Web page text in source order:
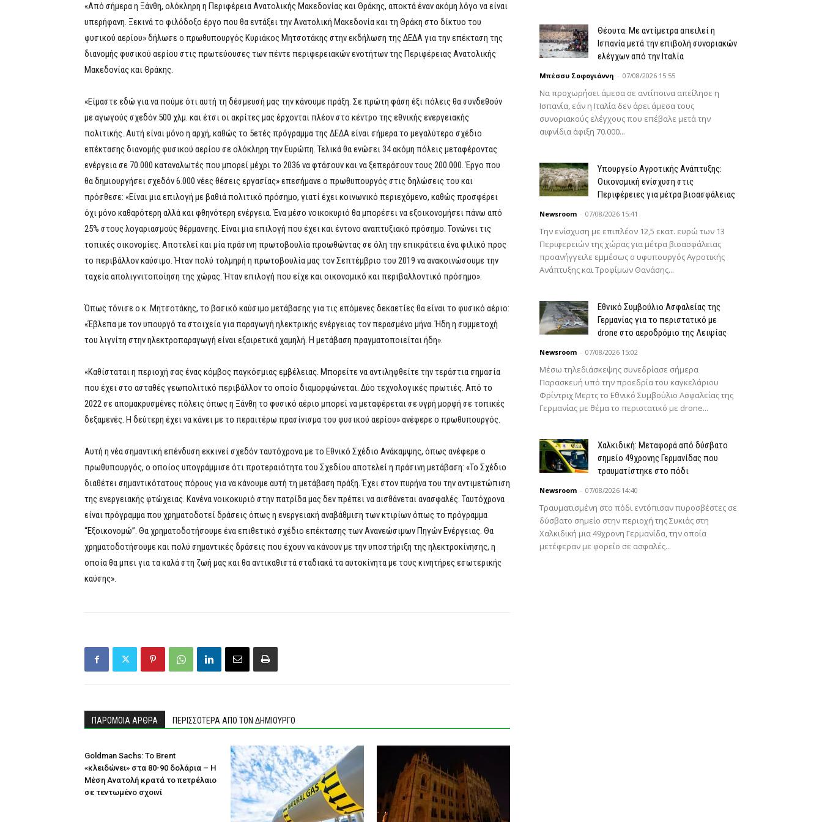
«Από σήμερα η Ξάνθη, ολόκληρη η Περιφέρεια Ανατολικής Μακεδονίας και Θράκης, αποκτά έναν ακόμη λόγο να είναι
υπερήφανη. Ξεκινά το φιλόδοξο έργο που θα εντάξει την Ανατολική Μακεδονία και τη Θράκη στο δίκτυο του
φυσικού αερίου» δήλωσε ο πρωθυπουργός Κυριάκος Μητσοτάκης στην εκδήλωση της ΔΕΔΑ για την επέκταση της
διανομής φυσικού αερίου στις πρωτεύουσες των πέντε περιφερειακών ενοτήτων της Περιφέρειας Ανατολικής
Μακεδονίας και Θράκης.
«Είμαστε εδώ για να πούμε ότι αυτή τη δέσμευσή μας την κάνουμε πράξη. Σε πρώτη φάση έξι πόλεις θα συνδεθούν
με αγωγούς σχεδόν 500 χλμ. και έτσι οι ακρίτες μας έρχονται πλέον στο κέντρο της εθνικής ενεργειακής
πολιτικής. Αυτή είναι μόνο η αρχή, καθώς το 5ετές πρόγραμμα της ΔΕΔΑ είναι σήμερα το μεγαλύτερο σχέδιο
επέκτασης διανομής φυσικού αερίου σε ολόκληρη την Ευρώπη. Τελικά θα ενώσει 34 ακόμη πόλεις μεταφέροντας
ενέργεια σε 70.000 καταναλωτές που μπορεί μέχρι το 2036 να φτάσουν και να ξεπεράσουν τους 200.000. Έργο που
θα δημιουργήσει σχεδόν 6.000 νέες θέσεις εργασίας» επεσήμανε ο πρωθυπουργός στις δηλώσεις του και
πρόσθεσε: «Είναι μια επιλογή με βαθιά πολιτικό πρόσημο, γιατί έχει κοινωνικό περιεχόμενο, καθώς προσφέρει
όχι μόνο καθαρότερη αλλά και φθηνότερη ενέργεια. Ένα μέσο νοικοκυριό θα μπορέσει να εξοικονομήσει πάνω από
25% στους λογαριασμούς θέρμανσης. Είναι μια επιλογή που έχει και έντονο αναπτυξιακό πρόσημο. Τονώνει τις
τοπικές οικονομίες. Αποτελεί και μία πράσινη πρωτοβουλία προωθώντας σε όλη την επικράτεια ένα φιλικό προς
το περιβάλλον καύσιμο. Ήταν πολύ τολμηρή η πρωτοβουλία μας τον Σεπτέμβριο του 2019 να ανακοινώσουμε την
ταχεία απολιγνιτοποίηση της χώρας. Ήταν επιλογή που είχε και οικονομικό και περιβαλλοντικό πρόσημο».
Όπως τόνισε ο κ. Μητσοτάκης, το βασικό καύσιμο μετάβασης για τις επόμενες δεκαετίες θα είναι το φυσικό αέριο:
«Έβλεπα με τον υπουργό τα στοιχεία για παραγωγή ηλεκτρικής ενέργειας τον περασμένο μήνα. Ήδη η συμμετοχή
του λιγνίτη στην ηλεκτροπαραγωγή είναι εξαιρετικά χαμηλή. Η μετάβαση πραγματοποιείται ήδη».
«Καθίσταται η περιοχή σας ένας κόμβος παγκόσμιας εμβέλειας. Μπορείτε να αντιληφθείτε την τεράστια σημασία
που έχει στο ασταθές γεωπολιτικό περιβάλλον το οποίο διαμορφώνεται. Δύο τεχνολογικές πρωτιές. Από το
2022 σε απομακρυσμένες πόλεις όπως η Ξάνθη το φυσικό αέριο μπορεί να μεταφέρεται σε υγρή μορφή σε τοπικές
δεξαμενές. Η δεύτερη έχει να κάνει με το περαιτέρω πρασίνισμα του φυσικού αερίου» ανέφερε ο πρωθυπουργός.
Αυτή η νέα σημαντική επένδυση εκκινεί σχεδόν ταυτόχρονα με το Εθνικό Σχέδιο Ανάκαμψης, όπως ανέφερε ο
πρωθυπουργός, ο οποίος υπογράμμισε ότι προτεραιότητα του Σχεδίου αποτελεί η πράσινη μετάβαση: «Το Σχέδιο
διαθέτει σημαντικότατους πόρους για να κάνουμε αυτή τη μετάβαση πράξη. Έχει στον πυρήνα του την αντιμετώπιση
της ενεργειακής φτώχειας. Κανένα νοικοκυριό στην πατρίδα μας δεν πρέπει να αισθάνεται ανασφαλές. Ταυτόχρονα
είναι πρόγραμμα που χρηματοδοτεί δράσεις όπως η ενεργειακή αναβάθμιση των κτιρίων όπως το πρόγραμμα
“Εξοικονομώ”. Θα χρηματοδοτήσουμε ένα επιθετικό σχέδιο επέκτασης των Ανανεώσιμων Πηγών Ενέργειας. Θα
χρηματοδοτήσουμε και πολύ σημαντικές δράσεις που έχουν να κάνουν με την υποστήριξη της ηλεκτροκίνησης, η
οποία θα μπει για τα καλά στη ζωή μας και θα αντικαθιστά σταδιακά τα αυτοκίνητα με τους κινητήρες εσωτερικής
καύσης».
ΠΑΡΟΜΟΙΑ ΑΡΘΡΑ ΠΕΡΙΣΣΟΤΕΡΑ ΑΠΟ ΤΟΝ ΔΗΜΙΟΥΡΓΟ
Goldman Sachs: Το Brent
«κλειδώνει» στα 80-90 δολάρια – Η
Μέση Ανατολή κρατά το πετρέλαιο
σε τεντωμένο σχοινί
Θέουτα: Με αντίμετρα απειλεί η
Ισπανία μετά την επιβολή συνοριακών
ελέγχων από την Ιταλία
Μπέσσυ Σοφογιάννη - 07/08/2026 15:55
Να προχωρήσει άμεσα σε αντίποινα απείλησε η
Ισπανία, εάν η Ιταλία δεν άρει άμεσα τους
συνοριακούς ελέγχους που επέβαλε μετά την
αιφνίδια άφιξη 70.000...
Υπουργείο Αγροτικής Ανάπτυξης:
Οικονομική ενίσχυση στις
Περιφέρειες για μέτρα βιοασφάλειας
Newsroom - 07/08/2026 15:41
Την ενίσχυση με επιπλέον 12,5 εκατ. ευρώ των 13
Περιφερειών της χώρας για μέτρα βιοασφάλειας
προανήγγειλε εμμέσως ο υφυπουργός Αγροτικής
Ανάπτυξης και Τροφίμων Θανάσης...
Εθνικό Συμβούλιο Ασφαλείας της
Γερμανίας για το περιστατικό με
drone στο αεροδρόμιο της Λειψίας
Newsroom - 07/08/2026 15:02
Μέσω τηλεδιάσκεψης συνεδρίασε σήμερα
Παρασκευή υπό την προεδρία του καγκελάριου
Φρίντριχ Μερτς το Εθνικό Συμβούλιο Ασφαλείας της
Γερμανίας με θέμα το περιστατικό με drone...
Χαλκιδική: Μεταφορά από δύσβατο
σημείο 49χρονης Γερμανίδας που
τραυματίστηκε στο πόδι
Newsroom - 07/08/2026 14:40
Τραυματισμένη στο πόδι εντόπισαν πυροσβέστες σε
δύσβατο σημείο στην περιοχή της Συκιάς στη
Χαλκιδική μια 49χρονη Γερμανίδα, την οποία
μετέφεραν με φορείο σε ασφαλές...